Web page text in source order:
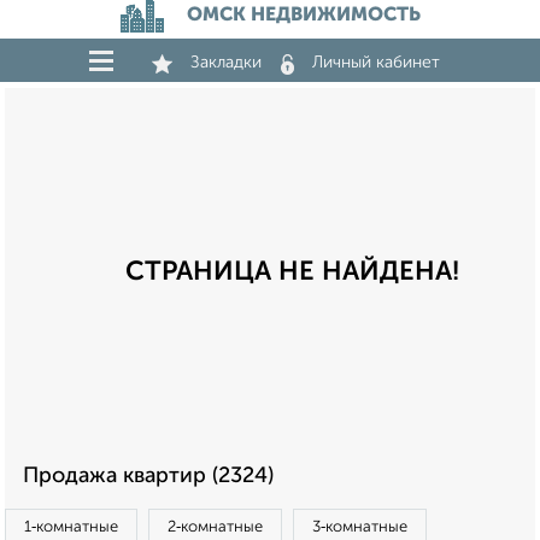
ОМСК НЕДВИЖИМОСТЬ
Закладки Личный кабинет
СТРАНИЦА НЕ НАЙДЕНА!
Продажа квартир (2324)
1‑комнатные 2‑комнатные 3‑комнатные